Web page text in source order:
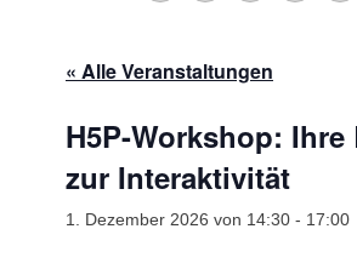
« Alle Veranstaltungen
H5P-Workshop: Ihre
zur Interaktivität
1. Dezember 2026 von 14:30 - 17:00